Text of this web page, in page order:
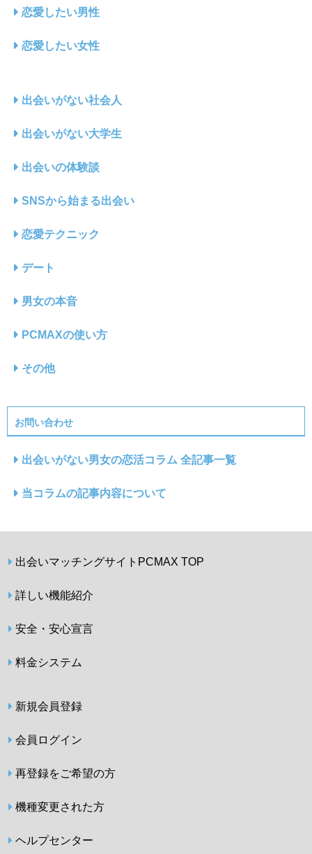
恋愛したい男性
恋愛したい女性
出会いがない社会人
出会いがない大学生
出会いの体験談
SNSから始まる出会い
恋愛テクニック
デート
男女の本音
PCMAXの使い方
その他
お問い合わせ
出会いがない男女の恋活コラム 全記事一覧
当コラムの記事内容について
出会いマッチングサイトPCMAX TOP
詳しい機能紹介
安全・安心宣言
料金システム
新規会員登録
会員ログイン
再登録をご希望の方
機種変更された方
ヘルプセンター